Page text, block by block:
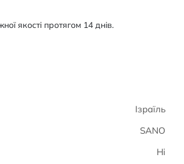
якості протягом 14 днів.
Ізраїль
SANO
Ні